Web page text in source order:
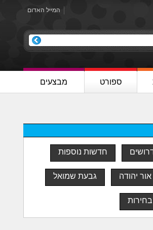
המייל האדום
ספורט מבצעים
חדשות נוספות
אור יהודה גבעת שמואל